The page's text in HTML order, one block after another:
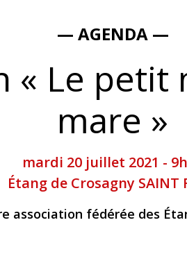
— AGENDA —
« Le petit
mare »
mardi 20 juillet 2021 -
Étang de Crosagny SAINT
association fédérée des